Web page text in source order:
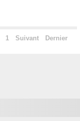
1 Suivant Dernier